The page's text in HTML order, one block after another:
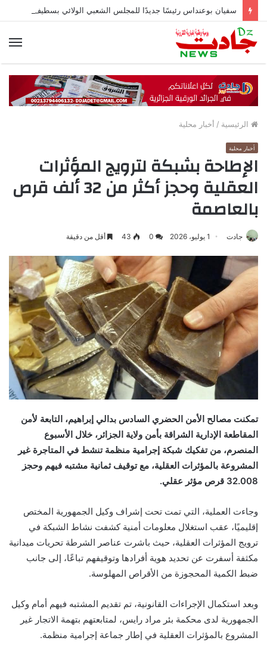
الرئيسية / أخبار محلية
أخبار محلية
الإطاحة بشبكة لترويج المؤثرات
العقلية وحجز أكثر من 32 ألف قرص
بالعاصمة
جادت 1 يوليو، 2026 0
43 أقل من دقيقة
تمكنت مصالح الأمن الحضري السادس بدالي إبراهيم، التابعة لأمن
المقاطعة الإدارية الشراقة بأمن ولاية الجزائر، خلال الأسبوع
المنصرم، من تفكيك شبكة إجرامية منظمة تنشط في المتاجرة غير
المشروعة بالمؤثرات العقلية، مع توقيف ثمانية مشتبه فيهم وحجز
32.008 قرص مؤثر عقلي.
وجاءت العملية، التي تمت تحت إشراف وكيل الجمهورية المختص
إقليميًا، عقب استغلال معلومات أمنية كشفت نشاط الشبكة في
ترويج المؤثرات العقلية، حيث باشرت عناصر الشرطة تحريات ميدانية
مكثفة أسفرت عن تحديد هوية أفرادها وتوقيفهم تباعًا، إلى جانب
ضبط الكمية المحجوزة من الأقراص المهلوسة.
وبعد استكمال الإجراءات القانونية، تم تقديم المشتبه فيهم أمام وكيل
الجمهورية لدى محكمة بئر مراد رايس، لمتابعتهم بتهمة الاتجار غير
المشروع بالمؤثرات العقلية في إطار جماعة إجرامية منظمة.